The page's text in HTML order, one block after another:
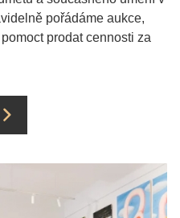
pořádáme aukce,
prodat cennosti za